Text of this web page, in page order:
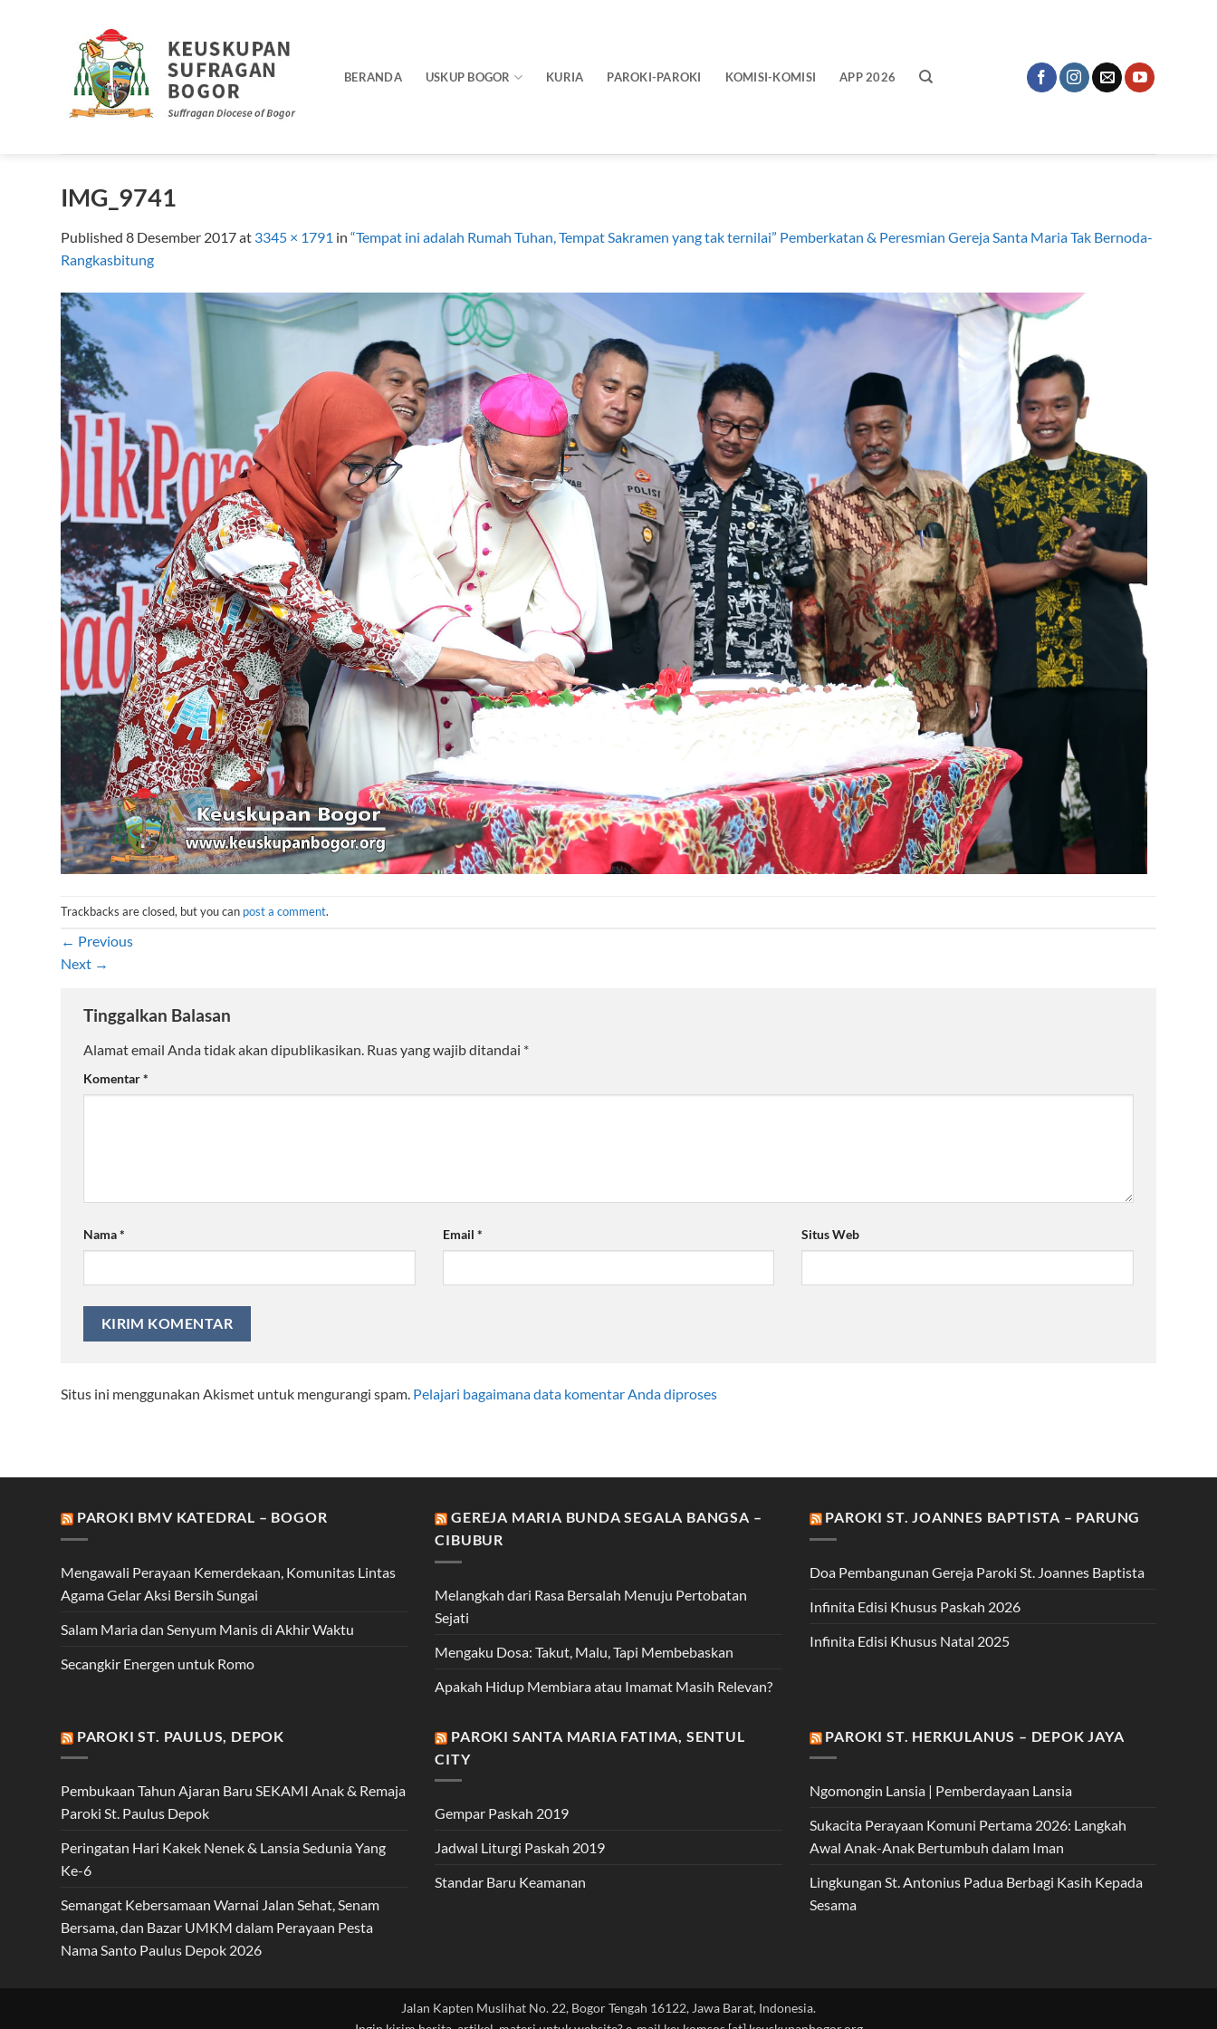
BERANDA USKUP BOGOR KURIA PAROKI-PAROKI KOMISI-KOMISI APP 2026
IMG_9741
Published 8 Desember 2017at 3345 × 1791 in “Tempat ini adalah Rumah Tuhan, Tempat Sakramen yang tak ternilai” Pemberkatan & Peresmian Gereja Santa Maria Tak Bernoda-
Rangkasbitung
Trackbacks are closed, but you can post a comment.
← Previous
Next →
Tinggalkan Balasan
Alamat email Anda tidak akan dipublikasikan. Ruas yang wajib ditandai *
Komentar*
Nama* Email * Situs Web
Situs ini menggunakan Akismet untuk mengurangi spam. Pelajari bagaimana data komentar Anda diproses
PAROKI BMV KATEDRAL – BOGOR
Mengawali Perayaan Kemerdekaan, Komunitas Lintas
Agama Gelar Aksi Bersih Sungai
Salam Maria dan Senyum Manis di Akhir Waktu
Secangkir Energen untuk Romo
GEREJA MARIA BUNDA SEGALA BANGSA –
CIBUBUR
Melangkah dari Rasa Bersalah Menuju Pertobatan
Sejati
Mengaku Dosa: Takut, Malu, Tapi Membebaskan
Apakah Hidup Membiara atau Imamat Masih Relevan?
PAROKI ST. JOANNES BAPTISTA – PARUNG
Doa Pembangunan Gereja Paroki St. Joannes Baptista
Infinita Edisi Khusus Paskah 2026
Infinita Edisi Khusus Natal 2025
PAROKI ST. PAULUS, DEPOK
Pembukaan Tahun Ajaran Baru SEKAMI Anak & Remaja
Paroki St. Paulus Depok
Peringatan Hari Kakek Nenek & Lansia Sedunia Yang
Ke-6
Semangat Kebersamaan Warnai Jalan Sehat, Senam
Bersama, dan Bazar UMKM dalam Perayaan Pesta
Nama Santo Paulus Depok 2026
PAROKI SANTA MARIA FATIMA, SENTUL
CITY
Gempar Paskah 2019
Jadwal Liturgi Paskah 2019
Standar Baru Keamanan
PAROKI ST. HERKULANUS – DEPOK JAYA
Ngomongin Lansia | Pemberdayaan Lansia
Sukacita Perayaan Komuni Pertama 2026: Langkah
Awal Anak-Anak Bertumbuh dalam Iman
Lingkungan St. Antonius Padua Berbagi Kasih Kepada
Sesama
Jalan Kapten Muslihat No. 22, Bogor Tengah 16122, Jawa Barat, Indonesia.